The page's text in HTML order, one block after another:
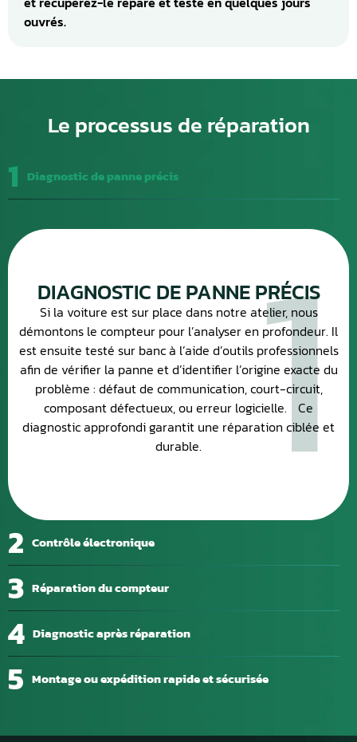
ouvrés.
Le processus de réparation
1 Diagnostic de panne précis
2 Contrôle électronique
3 Réparation du compteur
4 Diagnostic après réparation
5 Montage ou expédition rapide et sécurisée
1
DIAGNOSTIC DE PANNE PRÉCIS
Si la voiture est sur place dans notre atelier, nous
démontons le compteur pour l’analyser en profondeur. Il
est ensuite testé sur banc à l’aide d’outils professionnels
afin de vérifier la panne et d’identifier l’origine exacte du
problème : défaut de communication, court-circuit,
composant défectueux, ou erreur logicielle. Ce
diagnostic approfondi garantit une réparation ciblée et
durable.